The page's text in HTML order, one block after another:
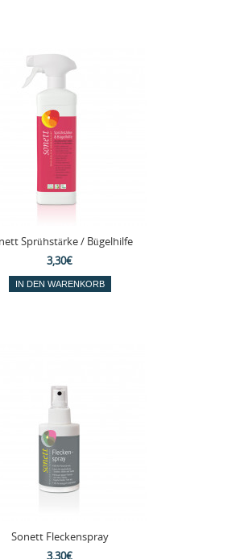
Sprühstärke / Bügelhilfe
3,30€
Sonett Fleckenspray
3,30€